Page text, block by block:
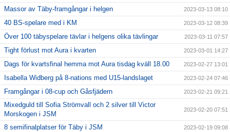
Massor av Täby-framgångar i helgen 2023-03-13 08:10
40 BS-spelare med i KM 2023-03-12 08:39
Över 100 täbyspelare tävlar i helgens olika tävlingar 2023-03-11 07:57
Tight förlust mot Aura i kvarten 2023-03-01 14:27
Dags för kvartsfinal hemma mot Aura tisdag kväll 18.00 2023-02-27 13:01
Isabella Widberg på 8-nations med U15-landslaget 2023-02-24 07:46
Framgångar i 08-cup och Gåsfjädern 2023-02-21 09:21
Mixedguld till Sofia Strömvall och 2 silver till Victor
Morskogen i JSM
2023-02-20 07:51
8 semifinalplatser för Täby i JSM 2023-02-19 09:08